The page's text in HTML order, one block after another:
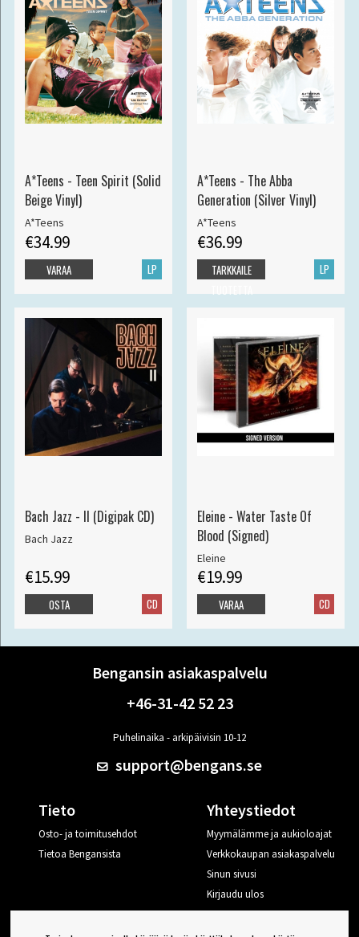
A*Teens - Teen Spirit (Solid
Beige Vinyl)
A*Teens
€34.99
LP
VARAA
A*Teens - The Abba
Generation (Silver Vinyl)
A*Teens
€36.99
LP
TARKKAILE
Bach Jazz - II (Digipak CD)
Bach Jazz
€15.99
CD
OSTA
Eleine - Water Taste Of
Blood (Signed)
Eleine
€19.99
CD
VARAA
Bengansin asiakaspalvelu
+46-31-42 52 23
Puhelinaika - arkipäivisin 10-12
support@bengans.se
Tieto
Osto- ja toimitusehdot
Tietoa Bengansista
Yhteystiedot
Myymälämme ja aukioloajat
Verkkokaupan asiakaspalvelu
Sinun sivusi
Kirjaudu ulos